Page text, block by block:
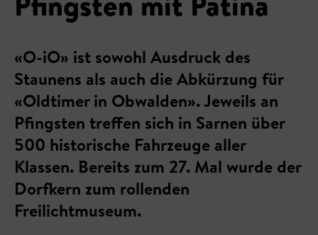
«O-iO» ist sowohl Ausdruck des
Staunens als auch die Abkürzung für
«Oldtimer in Obwalden». Jeweils an
Pfingsten treffen sich in Sarnen über
500 historische Fahrzeuge aller
Klassen. Bereits zum 27. Mal wurde der
Dorfkern zum rollenden
Freilichtmuseum.